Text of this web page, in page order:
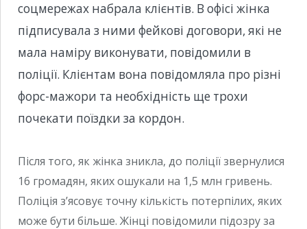
соцмережах набрала клієнтів. В офісі жінка
підписувала з ними фейкові договори, які не
мала наміру виконувати, повідомили в
поліції. Клієнтам вона повідомляла про різні
форс-мажори та необхідність ще трохи
почекати поїздки за кордон.
Після того, як жінка зникла, до поліції звернулися
16 громадян, яких ошукали на 1,5 млн гривень.
Поліція з’ясовує точну кількість потерпілих, яких
може бути більше. Жінці повідомили підозру за